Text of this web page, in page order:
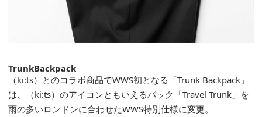
TrunkBackpack
（ki:ts） とのコラボ商品でWWS初となる「Trunk Backpack 」
は、
（ki:ts） のアイコンともいえるバック「Travel Trunk 」を
雨の多いロンドンに合わせたWWS特別仕様に変更。